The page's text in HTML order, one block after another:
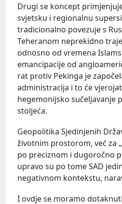
Drugi se koncept
svjetsku i regionalnu
tradicionalno povezuje s
Teheranom neprekidno
odnosno od vremena
emancipacije od
rat protiv Pekinga je
administracija i to će
hegemonijsko sučeljavanje
stoljeća.
Geopolitika Sjedinjenih
životnim prostorom, već za
po preciznom i dugoročno
upravo su po tome SAD
negativnom kontekstu,
I ovdje se moramo